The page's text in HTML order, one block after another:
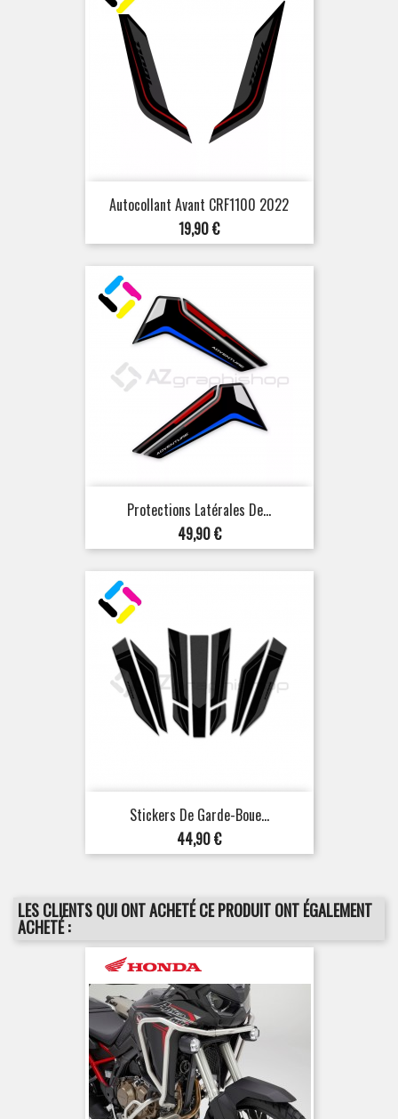
Autocollant Avant CRF1100 2022
Prix
19,90 €
Protections Latérales De...
Prix
49,90 €
Stickers De Garde-Boue...
Prix
44,90 €
LES CLIENTS QUI ONT ACHETÉ CE PRODUIT ONT ÉGALEMENT
ACHETÉ :